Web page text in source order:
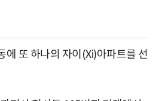
에 또 하나의 자이(Xi)아파트를 선